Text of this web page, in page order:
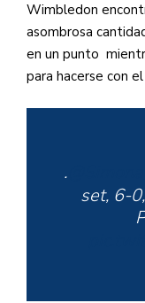
Wimbledon
asombrosa
en un punto
para hacerse con
.
set, 6-